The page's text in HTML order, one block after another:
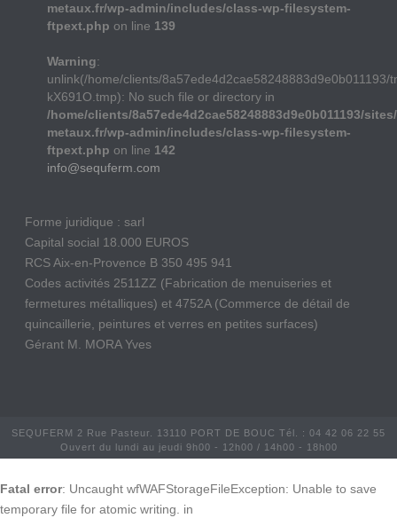
metaux.fr/wp-admin/includes/class-wp-filesystem-
ftpext.php on line 139
Warning:
unlink(/home/clients/8a57ede4d2cae58248883d9e0b011193/
kX691O.tmp): No such file or directory in
/home/clients/8a57ede4d2cae58248883d9e0b011193/
metaux.fr/wp-admin/includes/class-wp-filesystem-
ftpext.php on line 142
info@sequferm.com
Forme juridique : sarl
Capital social 18.000 EUROS
RCS Aix-en-Provence B 350 495 941
Codes activités 2511ZZ (Fabrication de menuiseries et
fermetures métalliques) et 4752A (Commerce de détail de
quincaillerie, peintures et verres en petites surfaces)
Gérant M. MORA Yves
SEQUFERM 2 Rue Pasteur. 13110 PORT DE BOUC Tél. : 04 42 06 22 55
Ouvert du lundi au jeudi 9h00 - 12h00 / 14h00 - 18h00
Fatal error: Uncaught wfWAFStorageFileException: Unable to save
temporary file for atomic writing. in